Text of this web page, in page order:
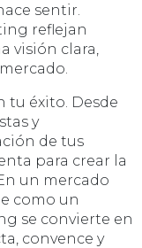
sentir.
reflejan
visión clara,
tu éxito. Desde
y
de tus
para crear la
un mercado
como un
se convierte en
convence y